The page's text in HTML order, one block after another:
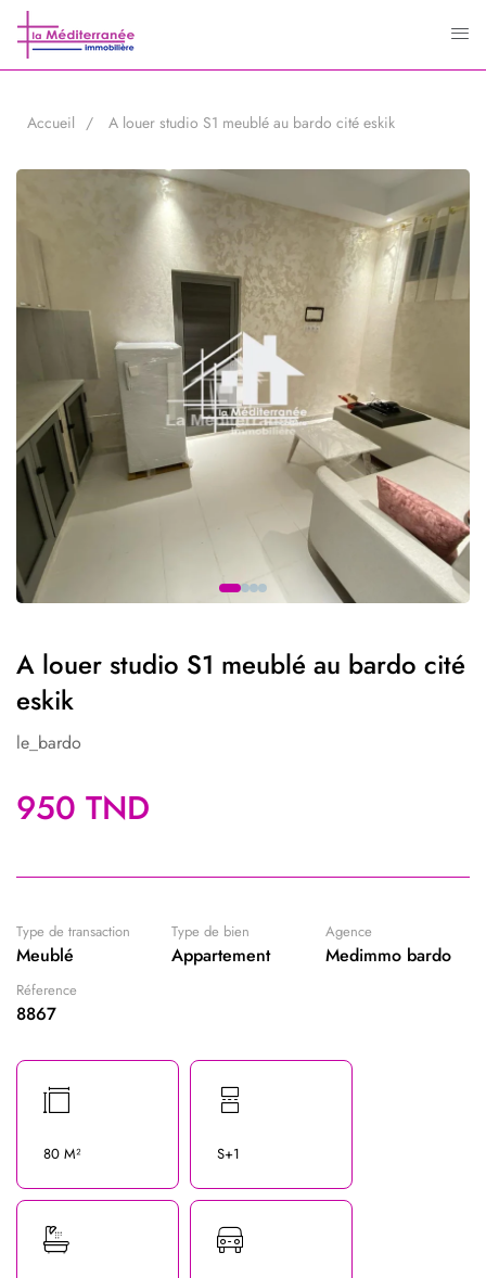
Accueil A louer studio S1 meublé au bardo cité eskik
A louer studio S1 meublé au bardo cité
eskik
le_bardo
950 TND
Type de transaction
Meublé
Type de bien
Appartement
Agence
Medimmo bardo
Réference
8867
80 M² S+1